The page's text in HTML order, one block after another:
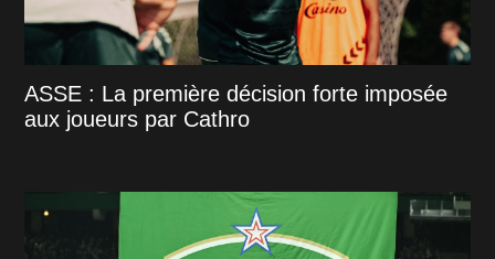
ASSE : La première décision forte imposée
aux joueurs par Cathro